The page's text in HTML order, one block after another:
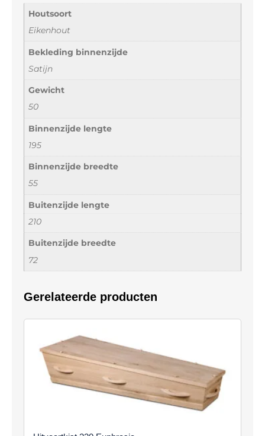
Houtsoort
Eikenhout
Bekleding binnenzijde
Satijn
Gewicht
50
Binnenzijde lengte
195
Binnenzijde breedte
55
Buitenzijde lengte
210
Buitenzijde breedte
72
Gerelateerde producten